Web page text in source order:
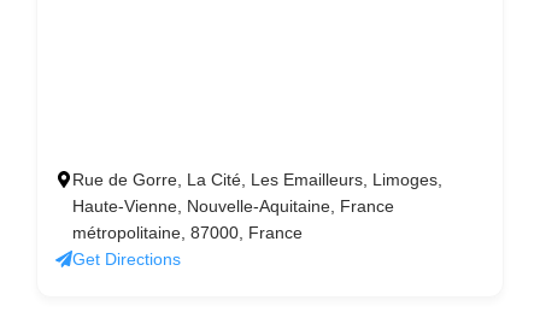
Rue de Gorre, La Cité, Les Emailleurs, Limoges,
Haute-Vienne, Nouvelle-Aquitaine, France
métropolitaine, 87000, France
Get Directions